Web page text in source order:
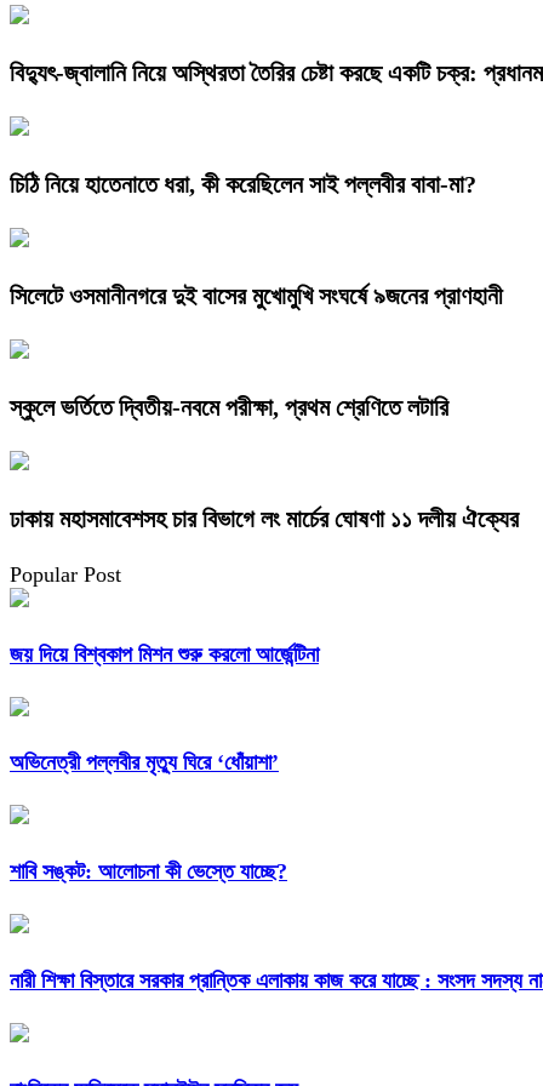
বিদ্যুৎ-জ্বালানি নিয়ে অস্থিরতা তৈরির চেষ্টা করছে একটি চক্র:
চিঠি নিয়ে হাতেনাতে ধরা, কী করেছিলেন সাই পল্লবীর বাবা-মা?
সিলেটে ওসমানীনগরে দুই বাসের মুখোমুখি সংঘর্ষে ৯জনের প্রাণহানী
স্কুলে ভর্তিতে দ্বিতীয়-নবমে পরীক্ষা, প্রথম শ্রেণিতে লটারি
ঢাকায় মহাসমাবেশসহ চার বিভাগে লং মার্চের ঘোষণা ১১ দলীয় ঐক্যের
Popular Post
জয় দিয়ে বিশ্বকাপ মিশন শুরু করলো আর্জেন্টিনা
অভিনেত্রী পল্লবীর মৃত্যু ঘিরে ‘ধোঁয়াশা’
শাবি সঙ্কট: আলোচনা কী ভেস্তে যাচ্ছে?
নারী শিক্ষা বিস্তারে সরকার প্রান্তিক এলাকায় কাজ করে যাচ্ছে : সংসদ সদস্য